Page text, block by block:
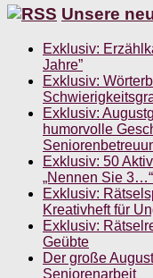
Unsere
Exklusiv:
Jahre”
Exklusiv:
Exklusiv:
humorvolle
Exklusiv: 50
„Nennen Sie 3…“
Exklusiv:
Kreativheft für
Exklusiv:
Geübte
Der große
Seniorenarbeit